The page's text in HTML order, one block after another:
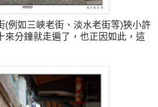
(例如三峽老街、淡水老街等)狹小許
來分鐘就走遍了，也正因如此，這